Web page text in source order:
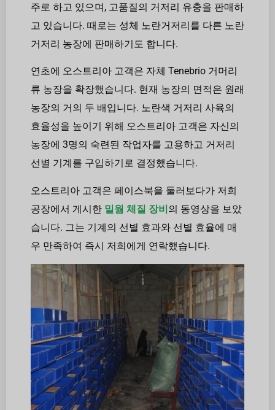
주로 하고 있으며, 고품질의 거저리 유충을 판매하
고 있습니다. 때로는 성체 노란거저리를 다른 노란
거저리 농장에 판매하기도 합니다.
연초에 오스트리아 고객은 자체 Tenebrio 거머리
류 농장을 확장했습니다. 현재 농장의 면적은 원래
농장의 거의 두 배입니다. 노란색 거저리 사육의
효율성을 높이기 위해 오스트리아 고객은 자신의
농장에 3명의 숙련된 작업자를 고용하고 거저리
선별 기계를 구입하기로 결정했습니다.
오스트리아 고객은 페이스북을 둘러보다가 저희
공장에서 게시한 밀웜 체질 장비의 동영상을 보았
습니다. 그는 기계의 선별 효과와 선별 효율에 매
우 만족하여 즉시 저희에게 연락했습니다.